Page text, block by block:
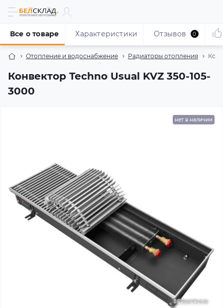
Отопление и водоснабжение Радиаторы отопления
Конвектор Techno Usual KVZ 350-105-
3000
Все о товаре Характеристики Отзывов 0
нет в наличии